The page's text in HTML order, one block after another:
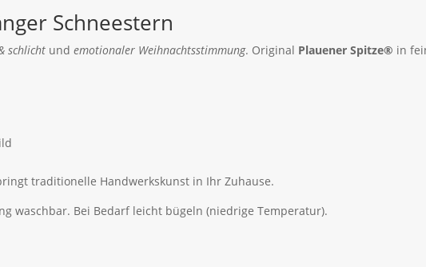
Schneestern
schlicht und emotionaler Weihnachtsstimmung. Original Plauener Spitze® in
traditionelle Handwerkskunst in Ihr Zuhause.
waschbar. Bei Bedarf leicht bügeln (niedrige Temperatur).